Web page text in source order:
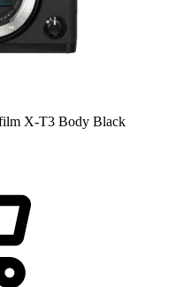
X-T3 Body Black